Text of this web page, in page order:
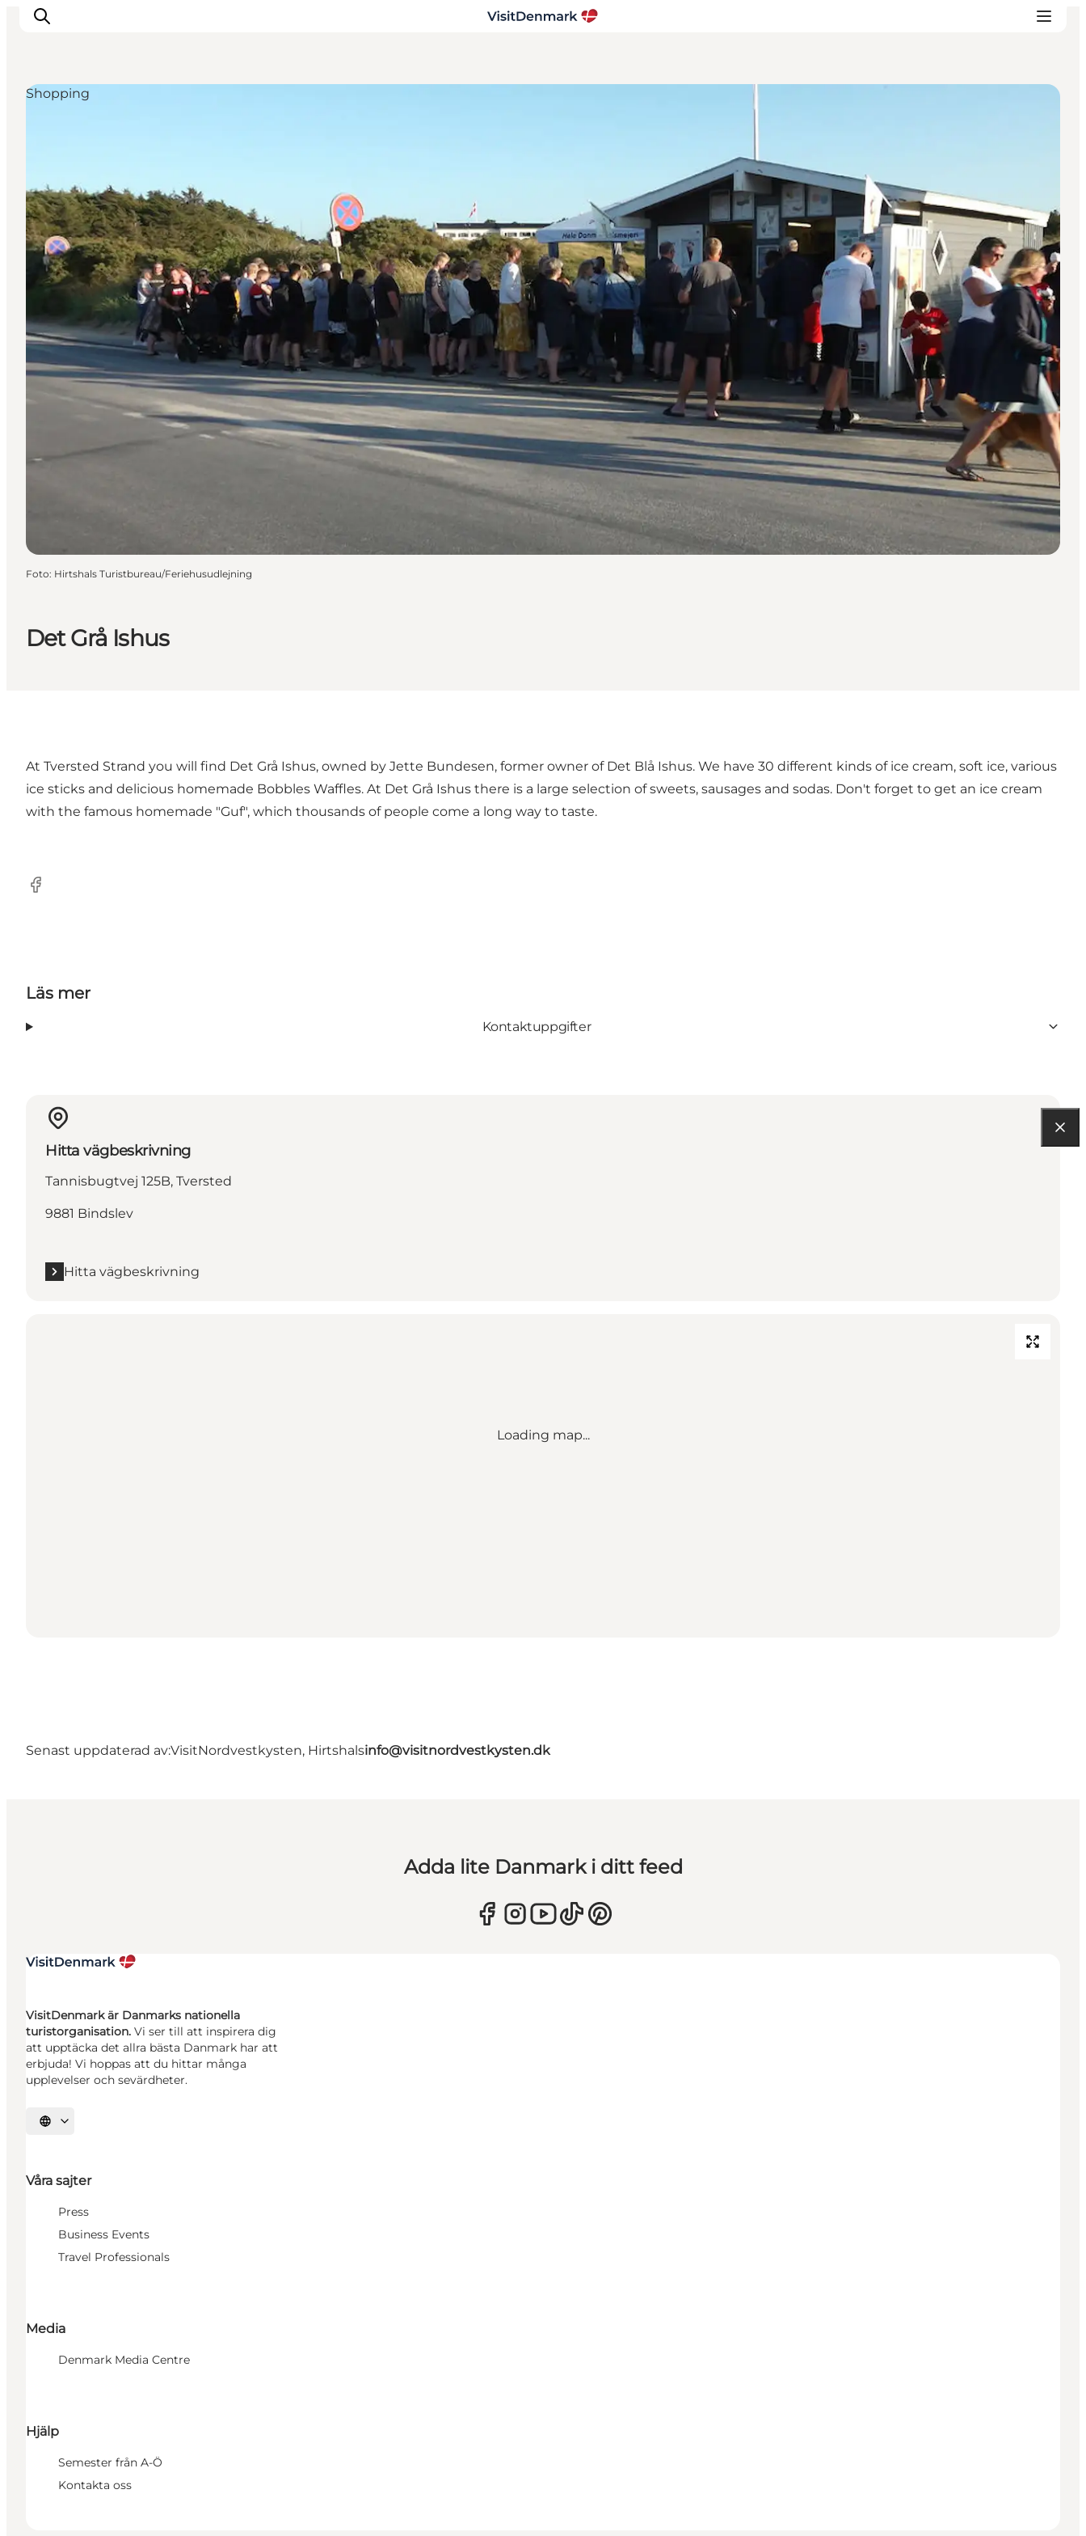
Aktiviteter
Övernatta
Planera resan
Det Grå Ishus
Shopping
Foto: Hirtshals Turistbureau/Feriehusudlejning
At Tversted Strand you will find Det Grå Ishus, owned by Jette Bundesen, former owner of Det Blå Ishus. We have 30 different kinds of ice cream, soft ice, various
ice sticks and delicious homemade Bobbles Waffles. At Det Grå Ishus there is a large selection of sweets, sausages and sodas. Don't forget to get an ice cream
with the famous homemade "Guf", which thousands of people come a long way to taste.
Facebook
Läs mer
Kontaktuppgifter
Hitta vägbeskrivning
Tannisbugtvej 125B, Tversted
9881 Bindslev
Hitta vägbeskrivning
Loading map...
Senast uppdaterad av:VisitNordvestkysten, Hirtshalsinfo@visitnordvestkysten.dk
Adda lite Danmark i ditt feed
VisitDenmark är Danmarks nationella
turistorganisation. Vi ser till att inspirera dig
att upptäcka det allra bästa Danmark har att
erbjuda! Vi hoppas att du hittar många
upplevelser och sevärdheter.
Välj språk
Våra sajter
Press
Business Events
Travel Professionals
Media
Denmark Media Centre
Hjälp
Semester från A-Ö
Kontakta oss